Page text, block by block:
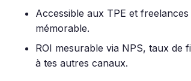
Accessible aux TPE et
mémorable.
ROI mesurable via NPS, taux de
à tes autres canaux.